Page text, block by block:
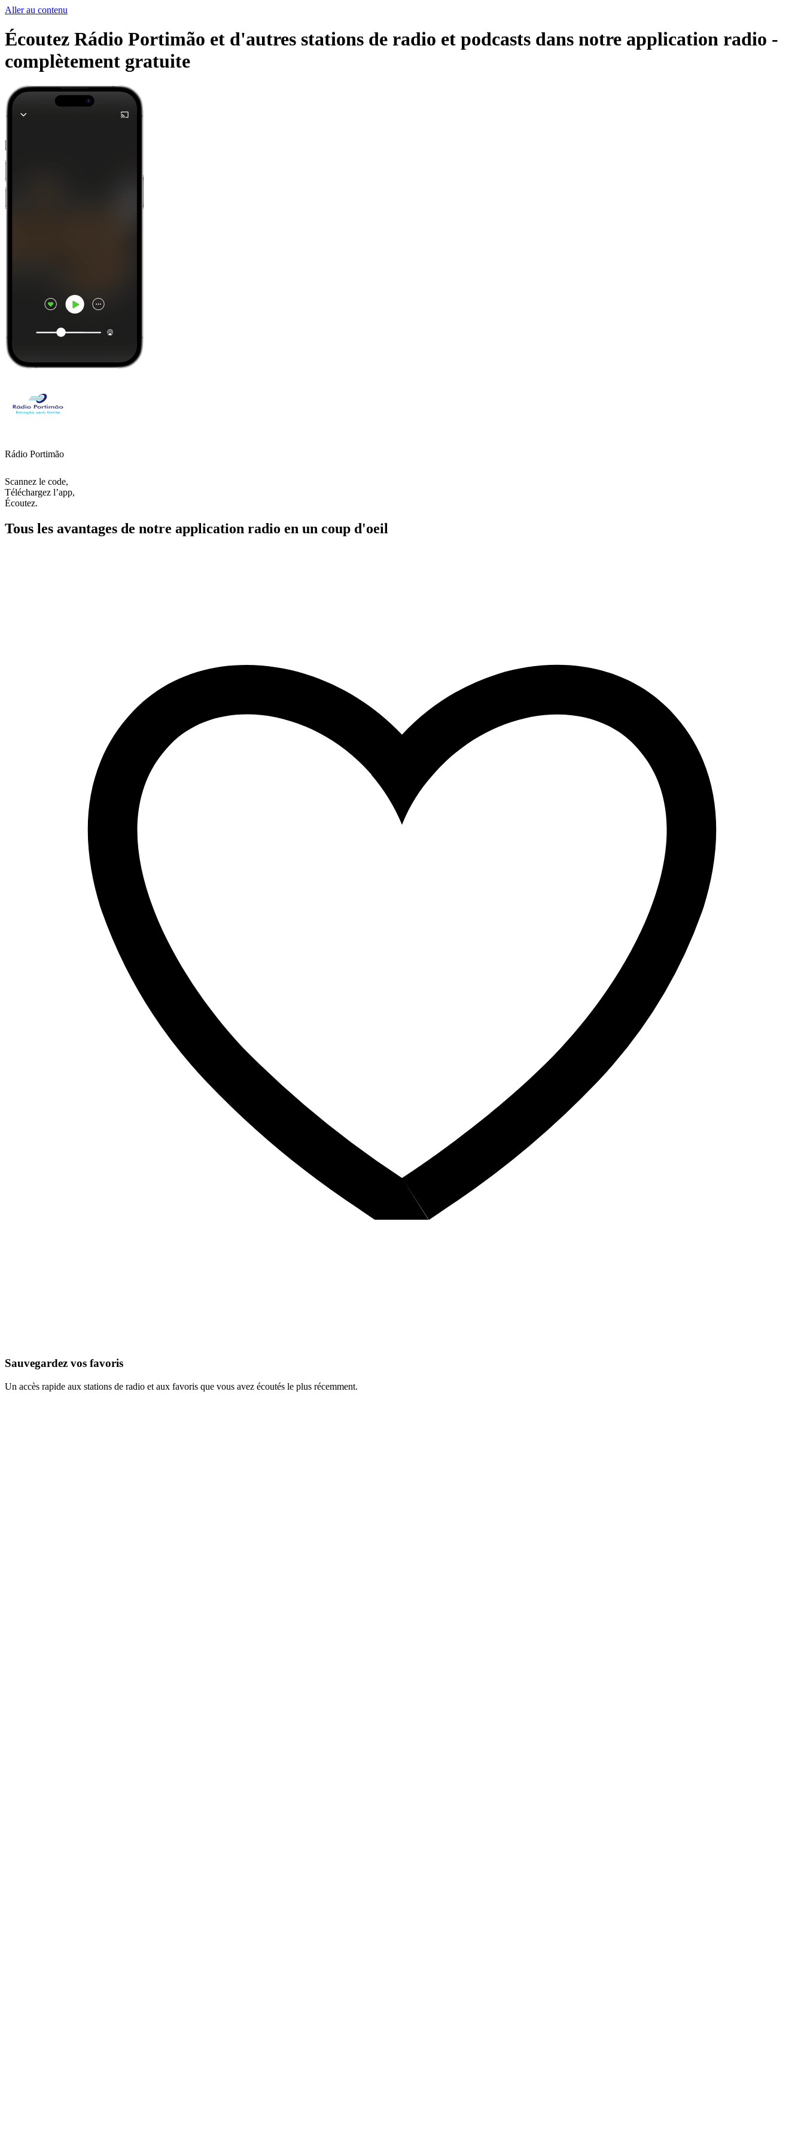
Aller au contenu
Écoutez Rádio Portimão et d'autres stations de radio et podcasts dans notre application radio -
complètement gratuite
Rádio Portimão
Scannez le code,
Téléchargez l’app,
Écoutez.
Tous les avantages de notre application radio en un coup d'oeil
Sauvegardez vos favoris
Un accès rapide aux stations de radio et aux favoris que vous avez écoutés le plus récemment.